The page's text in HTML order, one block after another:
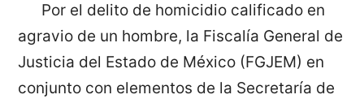
Por el delito de homicidio calificado en
agravio de un hombre, la Fiscalía General de
Justicia del Estado de México (FGJEM) en
conjunto con elementos de la Secretaría de